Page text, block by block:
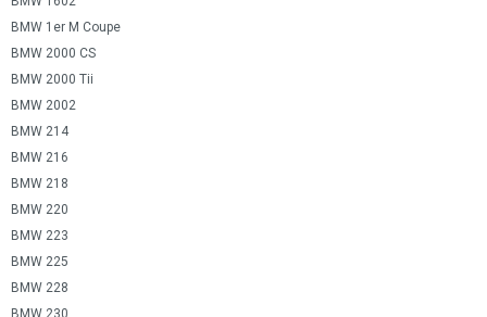
BMW 1er M Coupe
BMW 2000 CS
BMW 2000 Tii
BMW 2002
BMW 214
BMW 216
BMW 218
BMW 220
BMW 223
BMW 225
BMW 228